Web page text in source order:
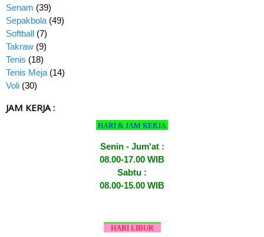
Senam (39)
Sepakbola (49)
Softball (7)
Takraw (9)
Tenis (18)
Tenis Meja (14)
Voli (30)
JAM KERJA :
HARI & JAM KERJA
Senin - Jum'at :
08.00-17.00 WIB
Sabtu :
08.00-15.00 WIB
HARI LIBUR